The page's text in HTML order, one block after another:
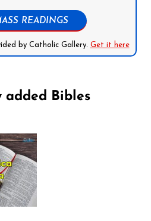
READINGS
by Catholic Gallery. Get it here
added Bibles